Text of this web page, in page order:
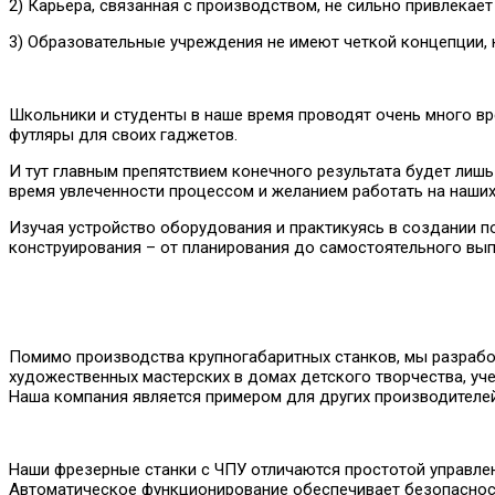
2) Карьера, связанная с производством, не сильно
3) Образовательные учреждения не имеют четкой
Школьники и студенты в наше время проводят очень много
футляры для своих гаджетов.
И тут главным препятствием конечного результата будет
время увлеченности процессом и желанием работать на
Изучая устройство оборудования и практикуясь в создании
конструирования – от планирования до самостоятельного
Помимо производства крупногабаритных станков, мы
художественных мастерских в домах детского творчества,
Наша компания является примером для других
Наши фрезерные станки с ЧПУ отличаются простотой
Автоматическое функционирование обеспечивает